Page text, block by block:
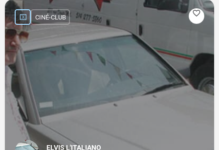
ELVIS L'ITALIANO
CINÉ-CLUB